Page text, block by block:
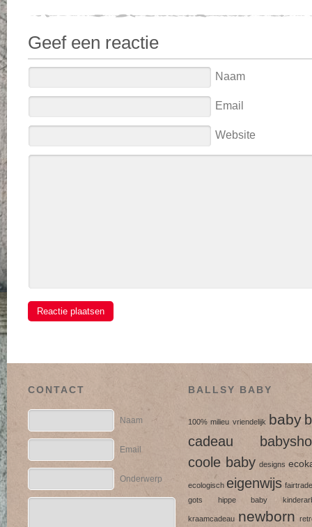
Geef een reactie
Naam
Email
Website
CONTACT
Naam
Email
Onderwerp
BALLSY BABY
100% milieu vriendelijk baby
cadeau
coole baby designs
ecologisch eigenwijs fairtrade
gots
hippe baby
kraamcadeau newborn